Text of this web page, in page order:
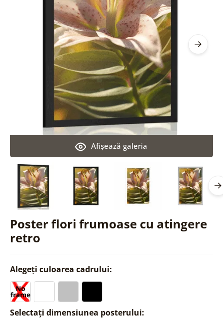
Poster flori frumoase cu atingere
retro
Afişează galeria
Alegeți culoarea cadrului:
Selectați dimensiunea posterului: